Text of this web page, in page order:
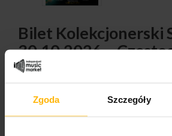
Zgoda Szczegóły
Bilet Kolekcjonerski
30.10.2026 –
Politechnik
shipping time is indicated in the